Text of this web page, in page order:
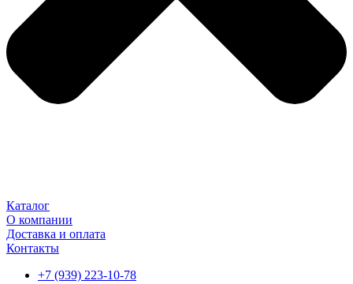
Каталог
О компании
Доставка и оплата
Контакты
+7 (939) 223-10-78